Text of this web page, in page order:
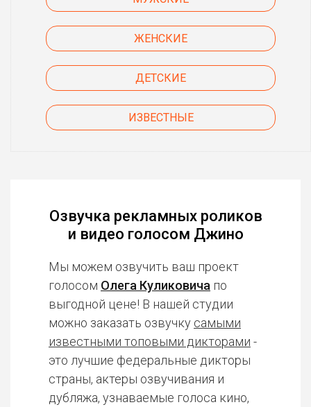
ЖЕНСКИЕ
ДЕТСКИЕ
ИЗВЕСТНЫЕ
Озвучка рекламных роликов
и видео голосом Джино
Мы можем озвучить ваш проект
голосом Олега Куликовича по
выгодной цене! В нашей студии
можно заказать озвучку самыми
известными топовыми дикторами -
это лучшие федеральные дикторы
страны, актеры озвучивания и
дубляжа, узнаваемые голоса кино,